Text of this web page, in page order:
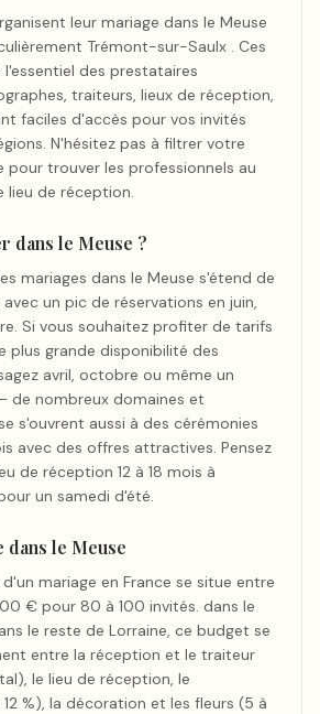
leur mariage dans le Meuse
Trémont-sur-Saulx . Ces
des prestataires
traiteurs, lieux de réception,
faciles d'accès pour vos invités
N'hésitez pas à filtrer votre
pour trouver les professionnels au
lieu de réception.
dans le Meuse ?
mariages dans le Meuse s'étend de
un pic de réservations en juin,
Si vous souhaitez profiter de tarifs
plus grande disponibilité des
avril, octobre ou même un
de nombreux domaines et
s'ouvrent aussi à des cérémonies
avec des offres attractives. Pensez
de réception 12 à 18 mois à
un samedi d'été.
dans le Meuse
mariage en France se situe entre
€ pour 80 à 100 invités. dans le
le reste de Lorraine, ce budget se
entre la réception et le traiteur
le lieu de réception, le
%), la décoration et les fleurs (5 à